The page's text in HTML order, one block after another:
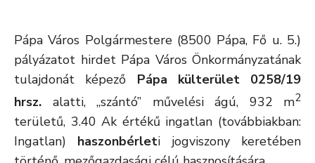
Pápa Város Polgármestere (8500 Pápa, Fő u. 5.)
pályázatot hirdet Pápa Város Önkormányzatának
tulajdonát képező Pápa külterület 0258/19
hrsz. alatti, „szántó” művelési ágú, 932 m2
területű, 3.40 Ak értékű ingatlan (továbbiakban:
Ingatlan) haszonbérleti jogviszony keretében